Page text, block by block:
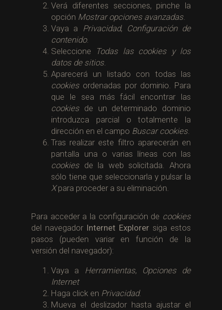
Verá diferentes secciones, pinche la
opción Mostrar opciones avanzadas.
Vaya a Privacidad, Configuración de
contenido.
Seleccione
Todas las cookies y los
datos de sitios.
Aparecerá un listado con todas las
cookies ordenadas por dominio. Para
que le sea más fácil encontrar las
cookies de un determinado dominio
introduzca parcial o totalmente la
dirección en el campo Buscar cookies.
Tras realizar este filtro aparecerán en
pantalla una o varias líneas con las
cookies de la web solicitada. Ahora
sólo tiene que seleccionarla y pulsar la
Xpara proceder a su eliminación.
Para acceder a la configuración de cookies
del navegador Internet Explorer siga estos
pasos (pueden variar en función de la
versión del navegador):
Vaya a
Herramientas,
Opciones de
Internet
Haga click en Privacidad.
Mueva el deslizador hasta ajustar el